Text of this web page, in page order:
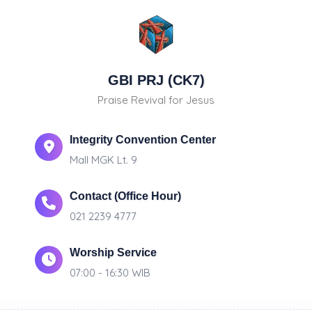
GBI PRJ (CK7)
Praise Revival for Jesus
Integrity Convention Center
Mall MGK Lt. 9
Contact (Office Hour)
021 2239 4777
Worship Service
07:00 - 16:30 WIB